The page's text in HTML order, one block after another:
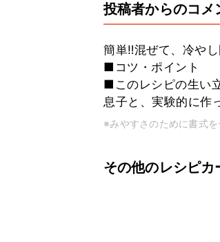
投稿者からのコメ
簡単‼️混ぜて、冷や
■コツ・ポイント
■このレシピの生い
息子と、実験的に作
※みやすさのために書式を
その他のレシピカ